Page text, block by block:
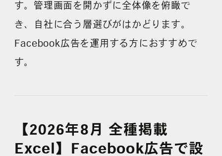
よくある質問
す。管理画面を開かずに全体像を俯瞰で
き、自社に合う層選びがはかどります。
Facebook広告を運用する方におすすめで
す。
【2026年8月 全種掲載
Excel】Facebook広告で設